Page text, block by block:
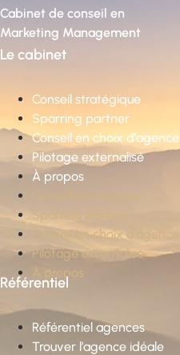
Cabinet de conseil en
Marketing Management
Le cabinet
Conseil stratégique
Sparring partner
Conseil en choix d’agence
Pilotage externalisé
À propos
Conseil stratégique
Sparring partner
Conseil en choix d’agence
Pilotage externalisé
À propos
Référentiel
Référentiel agences
Trouver l’agence idéale